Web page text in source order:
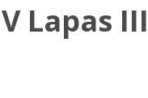
Lapas III